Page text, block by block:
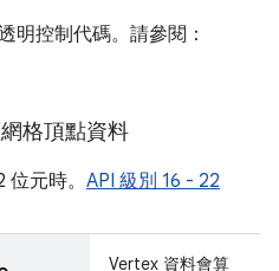
明控制代碼。請參閱：
格頂點資料
元時。 API 級別 16 - 22
Vertex 資料會算